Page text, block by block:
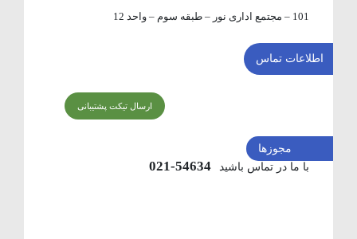
101 – مجتمع اداری نور – طبقه سوم – واحد 12
اطلاعات تماس
ارسال تیکت پشتیبانی
با ما در تماس باشید 54634-021
مجوزها